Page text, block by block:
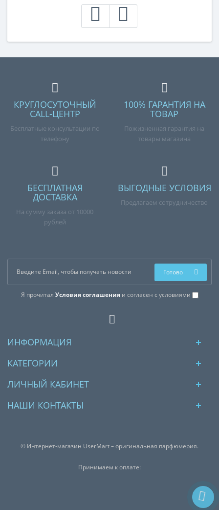
КРУГЛОСУТОЧНЫЙ
CALL-ЦЕНТР
Бесплатные консультации по
телефону
100% ГАРАНТИЯ НА
ТОВАР
Пожизненная гарантия на
товары магазина
БЕСПЛАТНАЯ
ДОСТАВКА
На сумму заказа от 10000
рублей
ВЫГОДНЫЕ УСЛОВИЯ
Предлагаем сотрудничество
Я прочитал Условия соглашенияи согласен с условиями
Готово
ИНФОРМАЦИЯ
КАТЕГОРИИ
ЛИЧНЫЙ КАБИНЕТ
НАШИ КОНТАКТЫ
© Интернет-магазин UserMart – оригинальная парфюмерия.
Принимаем к оплате: